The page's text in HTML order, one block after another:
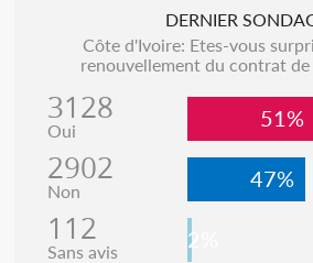
DERNIER
Côte d'Ivoire: Etes-vous
renouvellement du contrat de
3128
Oui 51%
2902
Non 47%
112
Sans avis 2%